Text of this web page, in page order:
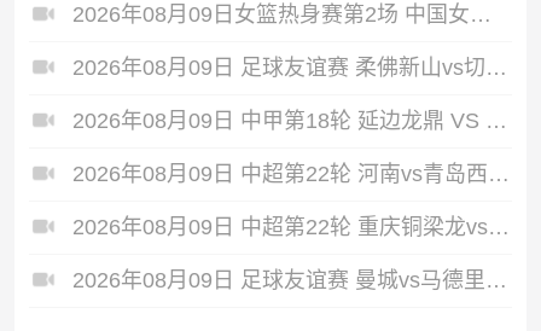
2026年08月09日女篮热身赛第2场 中国女篮 - 尼日利亚女篮 全场录像
2026年08月09日 足球友谊赛 柔佛新山vs切尔西 全场录像
2026年08月09日 中甲第18轮 延边龙鼎 VS 深圳青年人 全场录像
2026年08月09日 中超第22轮 河南vs青岛西海岸 全场录像
2026年08月09日 中超第22轮 重庆铜梁龙vs上海海港 全场录像
2026年08月09日 足球友谊赛 曼城vs马德里竞技 全场录像